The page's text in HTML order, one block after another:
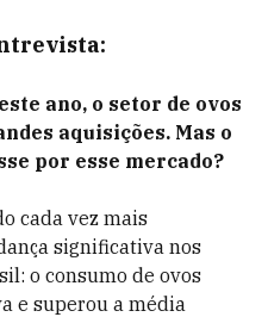
ano, o setor de ovos
aquisições. Mas o
por esse mercado?
cada vez mais
significativa nos
o consumo de ovos
e superou a média